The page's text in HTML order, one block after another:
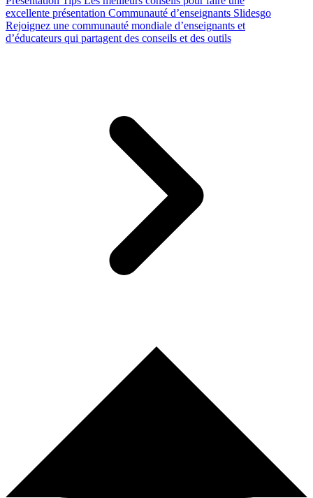
excellente présentation Communauté d’enseignants Slidesgo
Rejoignez une communauté mondiale d’enseignants et
d’éducateurs qui partagent des conseils et des outils